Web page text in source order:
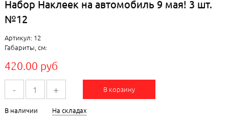
Набор Наклеек на автомобиль 9 мая! 3 шт.
№12
Артикул: 12
Габариты, см:
420.00 руб
- + В корзину
В наличии
На складах